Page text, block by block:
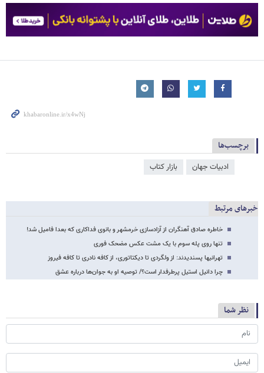
برچسب‌ها
ادبیات جهان بازار کتاب
خبرهای مرتبط
خاطره صادق آهنگران از آزادسازی خرمشهر و بانوی فداکاری که بعدا فامیل​ شد!
تنها روی پله سوم با یک مشت عکس مضحک فوری
تهرانی​ها پسندیدند: از ولگردی تا دیکتاتوری، از کافه نادری تا کافه فیروز
چرا دانیل استیل پرطرفدار است؟/ توصیه او به جوان‌ها درباره عشق
نظر شما